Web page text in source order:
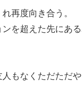
再度向き合う。
を超えた先にあ
もなくただただや